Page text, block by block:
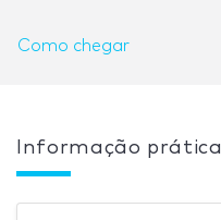
Como chegar
Informação prática